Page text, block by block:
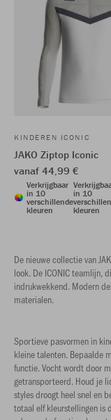
KINDEREN ICONIC
JAKO Ziptop Iconic
vanaf 44,99 €
Verkrijgbaar
in 10
verschillende
kleuren
in 10
kleuren
De nieuwe collectie van
look. De ICONIC teamlijn,
indrukwekkend. Modern
materialen.
Sportieve pasvormen in
kleine talenten. Bepaalde
functie. Vocht wordt door
getransporteerd. Houd je
styles droogt heel snel en
totaal elf kleurstellingen is